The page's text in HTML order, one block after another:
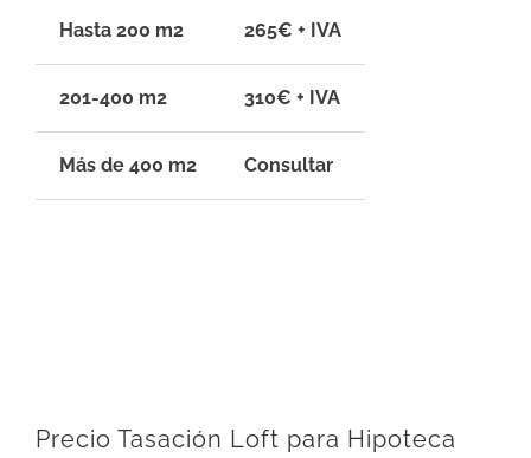
Hasta 200 m2 265€ + IVA
201-400 m2 310€ + IVA
Más de 400 m2 Consultar
Precio Tasación Loft para Hipoteca